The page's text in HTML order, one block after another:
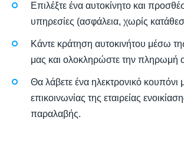
Επιλέξτε ένα αυτοκίνητο και
υπηρεσίες (ασφάλεια, χωρίς
Κάντε κράτηση αυτοκινήτου μέσω
μας και ολοκληρώστε την πληρωμή
Θα λάβετε ένα ηλεκτρονικό κουπόνι
επικοινωνίας της εταιρείας
παραλαβής.